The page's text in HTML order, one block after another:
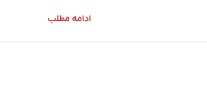
ادامه مطلب